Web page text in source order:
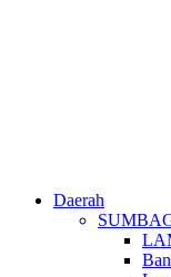
Daerah